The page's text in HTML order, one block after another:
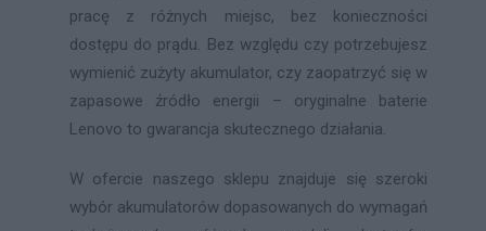
pracę z różnych miejsc, bez konieczności
dostępu do prądu. Bez względu czy potrzebujesz
wymienić zużyty akumulator, czy zaopatrzyć się w
zapasowe źródło energii – oryginalne baterie
Lenovo to gwarancja skutecznego działania.
W ofercie naszego sklepu znajduje się szeroki
wybór akumulatorów dopasowanych do wymagań